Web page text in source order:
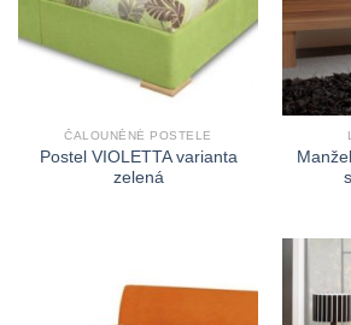
ČALOUNĚNÉ POSTELE
Postel VIOLETTA varianta
zelená